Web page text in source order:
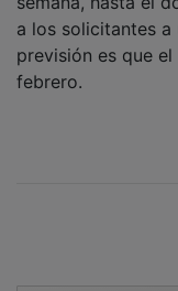
a los solicitantes a
previsión es que el
febrero.